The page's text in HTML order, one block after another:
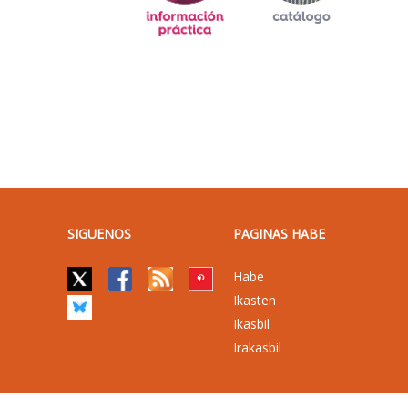
SIGUENOS PAGINAS HABE
Habe
Ikasten
Ikasbil
Irakasbil